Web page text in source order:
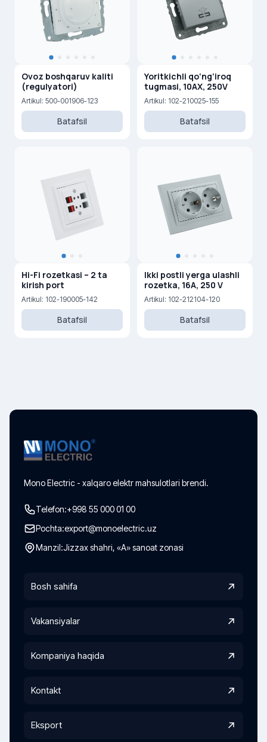
Ovoz boshqaruv kaliti
(regulyatori)
Artikul: 500-001906-123
Batafsil
Yoritkichli qo‘ng‘iroq
tugmasi, 10AX, 250V
Artikul: 102-210025-155
Batafsil
Hi-Fi rozetkasi – 2 ta
kirish port
Artikul: 102-190005-142
Batafsil
Ikki postli yerga ulashli
rozetka, 16A, 250 V
Artikul: 102-212104-120
Batafsil
Mono Electric - xalqaro elektr mahsulotlari brendi.
Telefon:+998 55 000 01 00
Pochta:export@monoelectric.uz
Manzil:Jizzax shahri, «A» sanoat zonasi
Bosh sahifa
Vakansiyalar
Kompaniya haqida
Kontakt
Eksport